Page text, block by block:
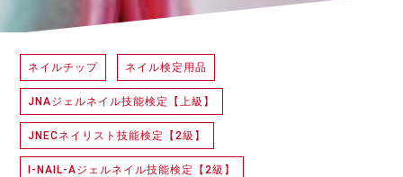
ネイルチップ ネイル検定用品
JNAジェルネイル技能検定【上級】
JNECネイリスト技能検定【2級】
I-NAIL-Aジェルネイル技能検定【2級】